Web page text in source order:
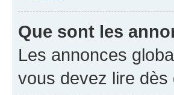
Que sont les
Les annonces
vous devez lire